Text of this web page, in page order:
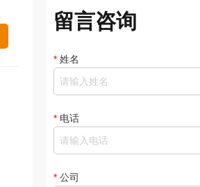
留言咨询
* 姓名
* 电话
* 公司